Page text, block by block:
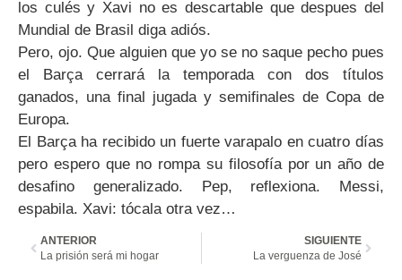
los culés y Xavi no es descartable que despues del
Mundial de Brasil diga adiós.
Pero, ojo. Que alguien que yo se no saque pecho pues
el Barça cerrará la temporada con dos títulos
ganados, una final jugada y semifinales de Copa de
Europa.
El Barça ha recibido un fuerte varapalo en cuatro días
pero espero que no rompa su filosofía por un año de
desafino generalizado. Pep, reflexiona. Messi,
espabila. Xavi: tócala otra vez…
ANTERIOR
La prisión será mi hogar
SIGUIENTE
La verguenza de José